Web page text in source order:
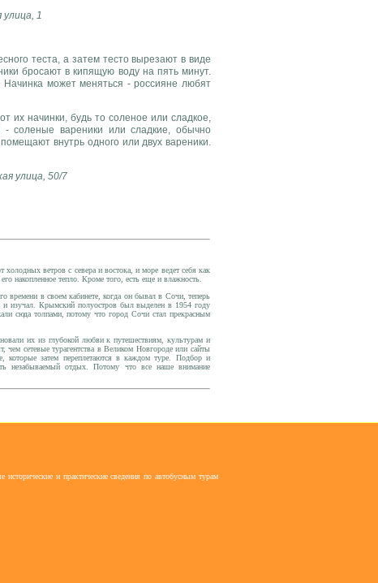
1
теста, а затем тесто вырезают в виде
бросают в кипящую воду на пять минут.
может меняться - россияне любят
их начинки, будь то соленое или сладкое,
соленые вареники или сладкие, обычно
внутрь одного или двух вареники.
улица, 50/7
ветров с севера и востока, и море ведет себя как
накопленное тепло. Кроме того, есть еще и влажность.
времени в своем кабинете, когда он бывал в Сочи, теперь
и изучал. Крымский полуостров был выделен в 1954 году
сюда толпами, потому что город Сочи стал прекрасным
их из глубокой любви к путешествиям, культурам и
чем сетевыетурагентства в Великом Новгородеили сайты
которые затем переплетаются в каждом туре. Подбор и
незабываемый отдых. Потому что все наше внимание
и практические сведения по автобусным турам